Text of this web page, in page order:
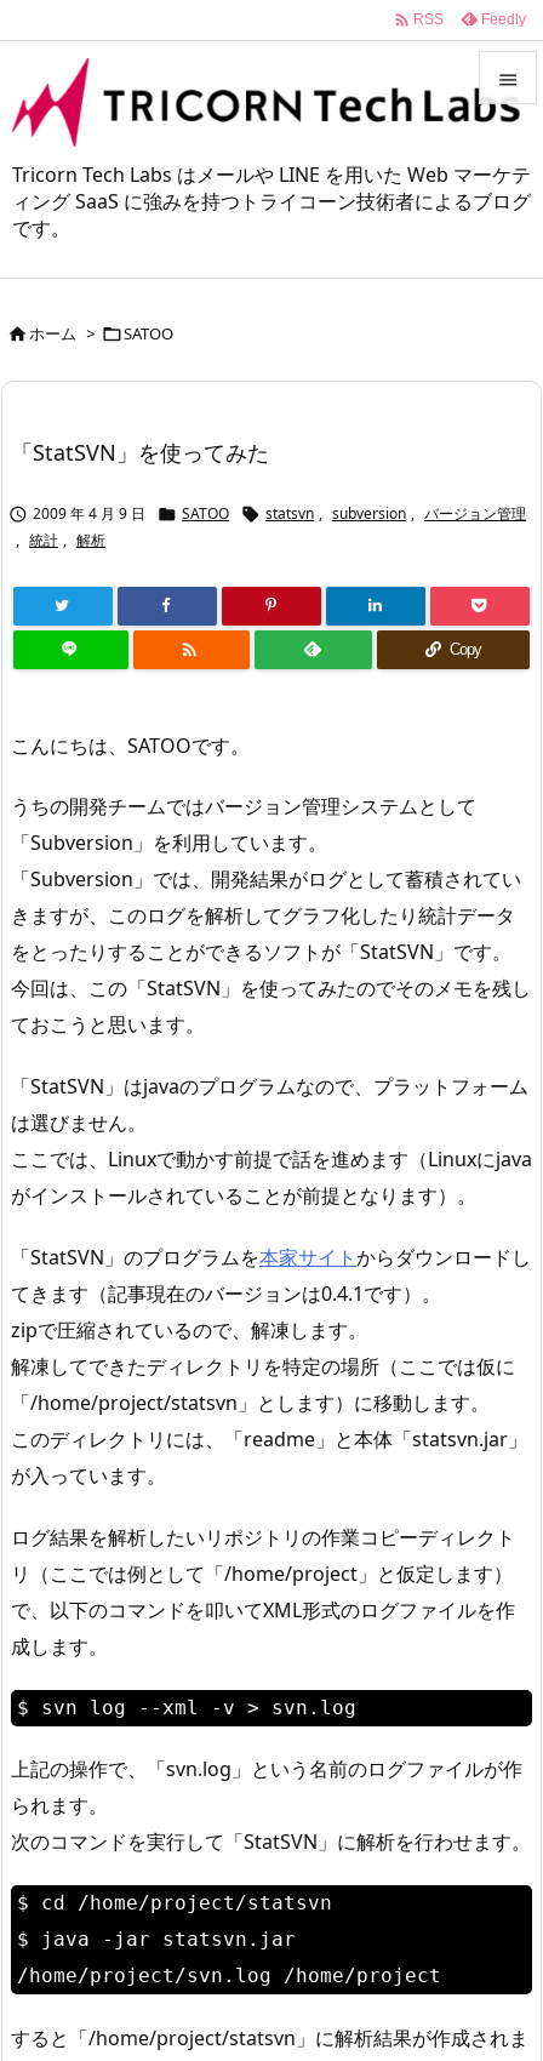
Tricorn Tech Labs はメールや LINE を用いた Web マーケテ
ィング SaaS に強みを持つトライコーン技術者によるブログ
です。



 RSS Feedly
ホーム > SATOO
「StatSVN」を使ってみた
 2009 年 4 月 9 日  SATOO  statsvn , subversion , バージョン管理
, 統計 , 解析
 Copy
こんにちは、SATOOです。
うちの開発チームではバージョン管理システムとして
「Subversion」を利用しています。
「Subversion」では、開発結果がログとして蓄積されてい
きますが、このログを解析してグラフ化したり統計データ
をとったりすることができるソフトが「StatSVN」です。
今回は、この「StatSVN」を使ってみたのでそのメモを残し
ておこうと思います。
「StatSVN」はjavaのプログラムなので、プラットフォーム
は選びません。
ここでは、Linuxで動かす前提で話を進めます（Linuxにjava
がインストールされていることが前提となります）。
「StatSVN」のプログラムを本家サイトからダウンロードし
てきます（記事現在のバージョンは0.4.1です）。
zipで圧縮されているので、解凍します。
解凍してできたディレクトリを特定の場所（ここでは仮に
「/home/project/statsvn」とします）に移動します。
このディレクトリには、「readme」と本体「statsvn.jar」
が入っています。
ログ結果を解析したいリポジトリの作業コピーディレクト
リ（ここでは例として「/home/project」と仮定します）
で、以下のコマンドを叩いてXML形式のログファイルを作
成します。
$ svn log --xml -v > svn.log
上記の操作で、「svn.log」という名前のログファイルが作
られます。
次のコマンドを実行して「StatSVN」に解析を行わせます。
$ cd /home/project/statsvn
$ java -jar statsvn.jar
/home/project/svn.log /home/project
すると「/home/project/statsvn」に解析結果が作成されま